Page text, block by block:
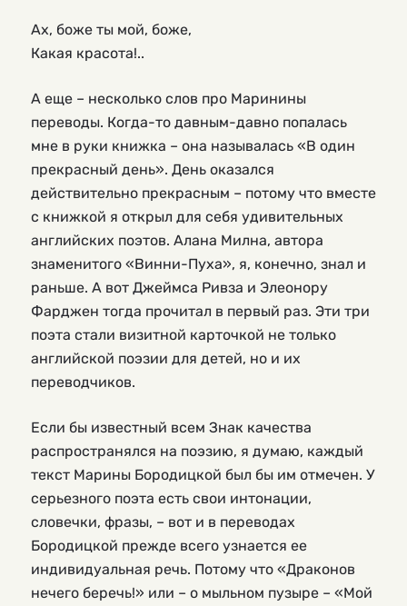
Ах, боже ты мой, боже,
Какая красота!..
А еще – несколько слов про Маринины
переводы. Когда-то давным-давно попалась
мне в руки книжка – она называлась «В один
прекрасный день». День оказался
действительно прекрасным – потому что вместе
с книжкой я открыл для себя удивительных
английских поэтов. Алана Милна, автора
знаменитого «Винни-Пуха», я, конечно, знал и
раньше. А вот Джеймса Ривза и Элеонору
Фарджен тогда прочитал в первый раз. Эти три
поэта стали визитной карточкой не только
английской поэзии для детей, но и их
переводчиков.
Если бы известный всем Знак качества
распространялся на поэзию, я думаю, каждый
текст Марины Бородицкой был бы им отмечен. У
серьезного поэта есть свои интонации,
словечки, фразы, – вот и в переводах
Бородицкой прежде всего узнается ее
индивидуальная речь. Потому что «Драконов
нечего беречь!» или – о мыльном пузыре – «Мой